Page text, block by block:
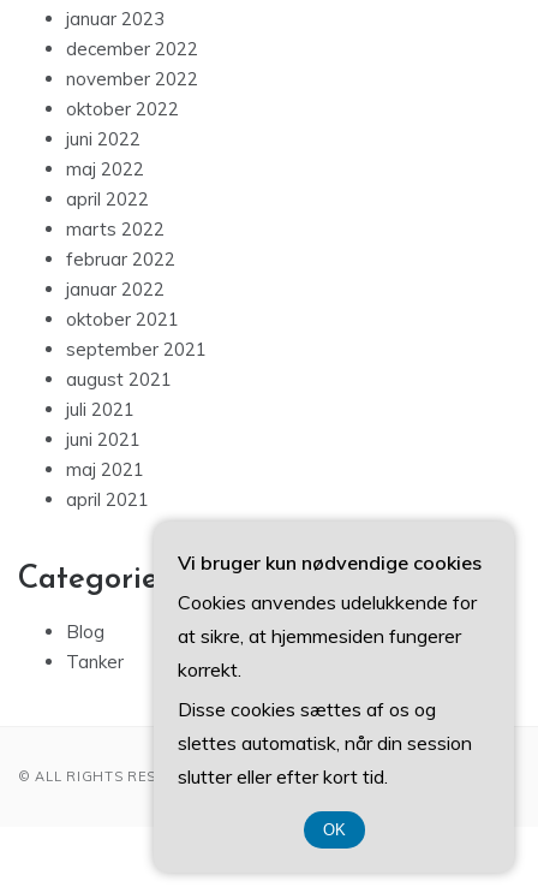
januar 2023
december 2022
november 2022
oktober 2022
juni 2022
maj 2022
april 2022
marts 2022
februar 2022
januar 2022
oktober 2021
september 2021
august 2021
juli 2021
juni 2021
maj 2021
april 2021
Categories
Blog
Tanker
© ALL RIGHTS RESERVED 2022
Vi bruger kun nødvendige cookies
Cookies anvendes udelukkende for
at sikre, at hjemmesiden fungerer
korrekt.
Disse cookies sættes af os og
slettes automatisk, når din session
slutter eller efter kort tid.
OK